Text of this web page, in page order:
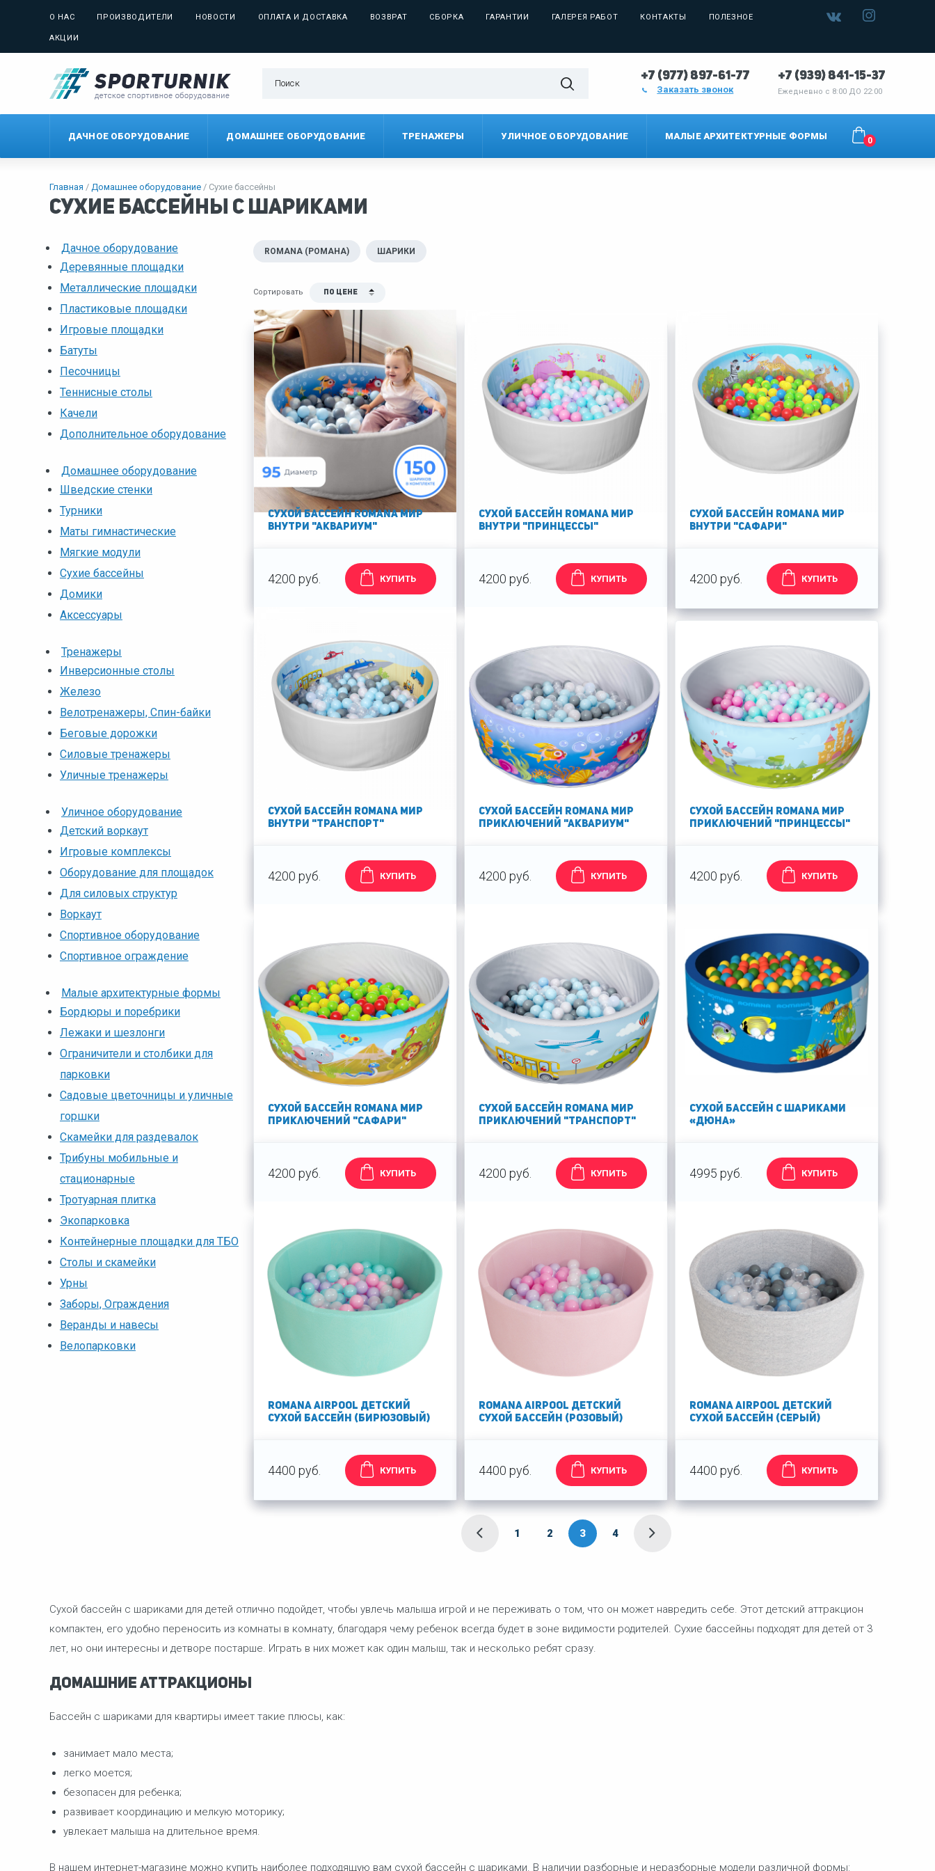
О НАС ПРОИЗВОДИТЕЛИ НОВОСТИ ОПЛАТА И ДОСТАВКА ВОЗВРАТ СБОРКА ГАРАНТИИ ГАЛЕРЕЯ РАБОТ КОНТАКТЫ ПОЛЕЗНОЕ
АКЦИИ
+7 (977) 897-61-77
Заказать звонок
+7 (939) 841-15-37
Ежедневно с 8:00 ДО 22:00
ДАЧНОЕ ОБОРУДОВАНИЕ ДОМАШНЕЕ ОБОРУДОВАНИЕ ТРЕНАЖЕРЫ УЛИЧНОЕ ОБОРУДОВАНИЕ МАЛЫЕ АРХИТЕКТУРНЫЕ ФОРМЫ 0
Главная Домашнее оборудование Сухие бассейны
Сухие бассейны с шариками
Дачное оборудование
Деревянные площадки
Металлические площадки
Пластиковые площадки
Игровые площадки
Батуты
Песочницы
Теннисные столы
Качели
Дополнительное оборудование
Домашнее оборудование
Шведские стенки
Турники
Маты гимнастические
Мягкие модули
Сухие бассейны
Домики
Аксессуары
Тренажеры
Инверсионные столы
Железо
Велотренажеры, Спин-байки
Беговые дорожки
Силовые тренажеры
Уличные тренажеры
Уличное оборудование
Детский воркаут
Игровые комплексы
Оборудование для площадок
Для силовых структур
Воркаут
Спортивное оборудование
Спортивное ограждение
Малые архитектурные формы
Бордюры и поребрики
Лежаки и шезлонги
Ограничители и столбики для
парковки
Садовые цветочницы и уличные
горшки
Скамейки для раздевалок
Трибуны мобильные и
стационарные
Тротуарная плитка
Экопарковка
Контейнерные площадки для ТБО
Столы и скамейки
Урны
Заборы, Ограждения
Веранды и навесы
Велопарковки
ROMANA (РОМАНА) ШАРИКИ
Сортировать По цене
Сухой бассейн Romana Мир
внутри "Аквариум"
4200 руб. КУПИТЬ
Сухой бассейн Romana Мир
внутри "Принцессы"
4200 руб. КУПИТЬ
Сухой бассейн Romana Мир
внутри "Сафари"
4200 руб. КУПИТЬ
Сухой бассейн Romana Мир
внутри "Транспорт"
4200 руб. КУПИТЬ
Сухой бассейн Romana Мир
приключений "Аквариум"
4200 руб. КУПИТЬ
Сухой бассейн Romana Мир
приключений "Принцессы"
4200 руб. КУПИТЬ
Сухой бассейн Romana Мир
приключений "Сафари"
4200 руб. КУПИТЬ
Сухой бассейн Romana Мир
приключений "Транспорт"
4200 руб. КУПИТЬ
Сухой бассейн с шариками
«Дюна»
4995 руб. КУПИТЬ
Romana Airpool Детский
сухой бассейн (бирюзовый)
4400 руб. КУПИТЬ
Romana Airpool Детский
сухой бассейн (розовый)
4400 руб. КУПИТЬ
Romana Airpool Детский
сухой бассейн (серый)
4400 руб. КУПИТЬ
1 2 3 4
Сухой бассейн с шариками для детей отлично подойдет, чтобы увлечь малыша игрой и не переживать о том, что он может навредить себе. Этот детский аттракцион
компактен, его удобно переносить из комнаты в комнату, благодаря чему ребенок всегда будет в зоне видимости родителей. Сухие бассейны подходят для детей от 3
лет, но они интересны и детворе постарше. Играть в них может как один малыш, так и несколько ребят сразу.
Домашние аттракционы
Бассейн с шариками для квартиры имеет такие плюсы, как:
занимает мало места;
легко моется;
безопасен для ребенка;
развивает координацию и мелкую моторику;
увлекает малыша на длительное время.
В нашем интернет-магазине можно купить наиболее подходящую вам сухой бассейн с шариками. В наличии разборные и неразборные модели различной формы: